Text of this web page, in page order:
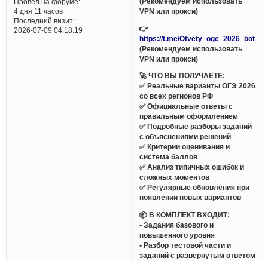
Провел на форуме:
4 дня 11 часов
Последний визит:
2026-07-09 04:18:19
VPN или прокси)
👉
https://t.me/Otvety_oge_2026_bot
(Рекомендуем использовать
VPN или прокси)
🚀 ЧТО ВЫ ПОЛУЧАЕТЕ:
✅ Реальные варианты ОГЭ 2026
со всех регионов РФ
✅ Официальные ответы с
правильным оформлением
✅ Подробные разборы заданий
с объяснениями решений
✅ Критерии оценивания и
система баллов
✅ Анализ типичных ошибок и
сложных моментов
✅ Регулярные обновления при
появлении новых вариантов
📦 В КОМПЛЕКТ ВХОДИТ:
• Задания базового и
повышенного уровня
• Разбор тестовой части и
заданий с развёрнутым ответом